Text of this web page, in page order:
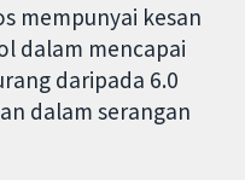
mempunyai kesan
dalam mencapai
daripada 6.0
dalam serangan